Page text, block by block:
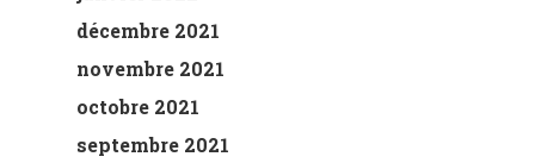
décembre 2021
novembre 2021
octobre 2021
septembre 2021